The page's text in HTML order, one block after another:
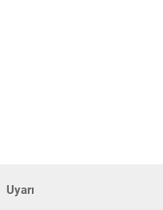
Uyarı